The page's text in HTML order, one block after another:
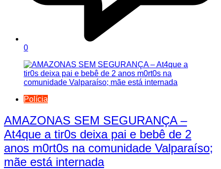
0
Polícia
AMAZONAS SEM SEGURANÇA –
At4que a tir0s deixa pai e bebê de 2
anos m0rt0s na comunidade Valparaíso;
mãe está internada